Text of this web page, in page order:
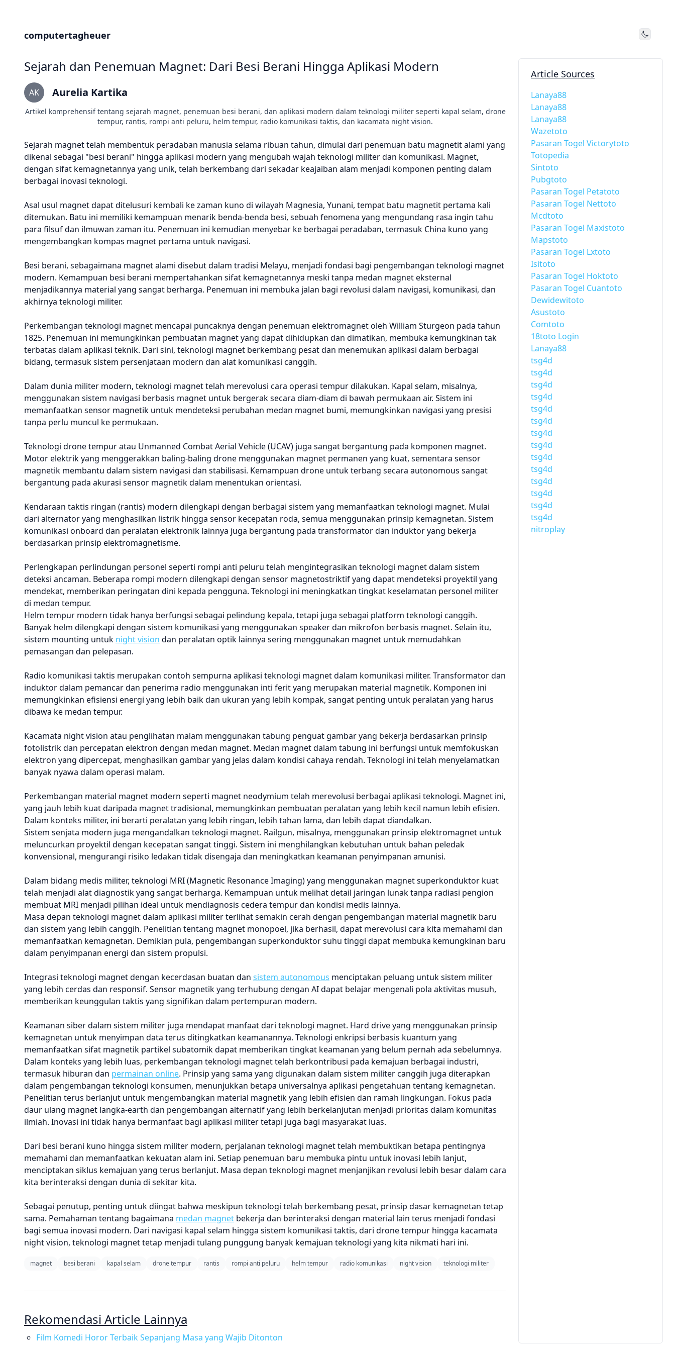
computertagheuer Toggle
Sejarah dan Penemuan Magnet: Dari Besi Berani Hingga Aplikasi Modern
AK Aurelia Kartika
Artikel komprehensif tentang sejarah magnet, penemuan besi berani, dan aplikasi modern dalam teknologi militer seperti kapal selam, drone
tempur, rantis, rompi anti peluru, helm tempur, radio komunikasi taktis, dan kacamata night vision.
Sejarah magnet telah membentuk peradaban manusia selama ribuan tahun, dimulai dari penemuan batu magnetit alami yang
dikenal sebagai "besi berani" hingga aplikasi modern yang mengubah wajah teknologi militer dan komunikasi. Magnet,
dengan sifat kemagnetannya yang unik, telah berkembang dari sekadar keajaiban alam menjadi komponen penting dalam
berbagai inovasi teknologi.
Asal usul magnet dapat ditelusuri kembali ke zaman kuno di wilayah Magnesia, Yunani, tempat batu magnetit pertama kali
ditemukan. Batu ini memiliki kemampuan menarik benda-benda besi, sebuah fenomena yang mengundang rasa ingin tahu
para filsuf dan ilmuwan zaman itu. Penemuan ini kemudian menyebar ke berbagai peradaban, termasuk China kuno yang
mengembangkan kompas magnet pertama untuk navigasi.
Besi berani, sebagaimana magnet alami disebut dalam tradisi Melayu, menjadi fondasi bagi pengembangan teknologi magnet
modern. Kemampuan besi berani mempertahankan sifat kemagnetannya meski tanpa medan magnet eksternal
menjadikannya material yang sangat berharga. Penemuan ini membuka jalan bagi revolusi dalam navigasi, komunikasi, dan
akhirnya teknologi militer.
Perkembangan teknologi magnet mencapai puncaknya dengan penemuan elektromagnet oleh William Sturgeon pada tahun
1825. Penemuan ini memungkinkan pembuatan magnet yang dapat dihidupkan dan dimatikan, membuka kemungkinan tak
terbatas dalam aplikasi teknik. Dari sini, teknologi magnet berkembang pesat dan menemukan aplikasi dalam berbagai
bidang, termasuk sistem persenjataan modern dan alat komunikasi canggih.
Dalam dunia militer modern, teknologi magnet telah merevolusi cara operasi tempur dilakukan. Kapal selam, misalnya,
menggunakan sistem navigasi berbasis magnet untuk bergerak secara diam-diam di bawah permukaan air. Sistem ini
memanfaatkan sensor magnetik untuk mendeteksi perubahan medan magnet bumi, memungkinkan navigasi yang presisi
tanpa perlu muncul ke permukaan.
Teknologi drone tempur atau Unmanned Combat Aerial Vehicle (UCAV) juga sangat bergantung pada komponen magnet.
Motor elektrik yang menggerakkan baling-baling drone menggunakan magnet permanen yang kuat, sementara sensor
magnetik membantu dalam sistem navigasi dan stabilisasi. Kemampuan drone untuk terbang secara autonomous sangat
bergantung pada akurasi sensor magnetik dalam menentukan orientasi.
Kendaraan taktis ringan (rantis) modern dilengkapi dengan berbagai sistem yang memanfaatkan teknologi magnet. Mulai
dari alternator yang menghasilkan listrik hingga sensor kecepatan roda, semua menggunakan prinsip kemagnetan. Sistem
komunikasi onboard dan peralatan elektronik lainnya juga bergantung pada transformator dan induktor yang bekerja
berdasarkan prinsip elektromagnetisme.
Perlengkapan perlindungan personel seperti rompi anti peluru telah mengintegrasikan teknologi magnet dalam sistem
deteksi ancaman. Beberapa rompi modern dilengkapi dengan sensor magnetostriktif yang dapat mendeteksi proyektil yang
mendekat, memberikan peringatan dini kepada pengguna. Teknologi ini meningkatkan tingkat keselamatan personel militer
di medan tempur.
Helm tempur modern tidak hanya berfungsi sebagai pelindung kepala, tetapi juga sebagai platform teknologi canggih.
Banyak helm dilengkapi dengan sistem komunikasi yang menggunakan speaker dan mikrofon berbasis magnet. Selain itu,
sistem mounting untuk night vision dan peralatan optik lainnya sering menggunakan magnet untuk memudahkan
pemasangan dan pelepasan.
Radio komunikasi taktis merupakan contoh sempurna aplikasi teknologi magnet dalam komunikasi militer. Transformator dan
induktor dalam pemancar dan penerima radio menggunakan inti ferit yang merupakan material magnetik. Komponen ini
memungkinkan efisiensi energi yang lebih baik dan ukuran yang lebih kompak, sangat penting untuk peralatan yang harus
dibawa ke medan tempur.
Kacamata night vision atau penglihatan malam menggunakan tabung penguat gambar yang bekerja berdasarkan prinsip
fotolistrik dan percepatan elektron dengan medan magnet. Medan magnet dalam tabung ini berfungsi untuk memfokuskan
elektron yang dipercepat, menghasilkan gambar yang jelas dalam kondisi cahaya rendah. Teknologi ini telah menyelamatkan
banyak nyawa dalam operasi malam.
Perkembangan material magnet modern seperti magnet neodymium telah merevolusi berbagai aplikasi teknologi. Magnet ini,
yang jauh lebih kuat daripada magnet tradisional, memungkinkan pembuatan peralatan yang lebih kecil namun lebih efisien.
Dalam konteks militer, ini berarti peralatan yang lebih ringan, lebih tahan lama, dan lebih dapat diandalkan.
Sistem senjata modern juga mengandalkan teknologi magnet. Railgun, misalnya, menggunakan prinsip elektromagnet untuk
meluncurkan proyektil dengan kecepatan sangat tinggi. Sistem ini menghilangkan kebutuhan untuk bahan peledak
konvensional, mengurangi risiko ledakan tidak disengaja dan meningkatkan keamanan penyimpanan amunisi.
Dalam bidang medis militer, teknologi MRI (Magnetic Resonance Imaging) yang menggunakan magnet superkonduktor kuat
telah menjadi alat diagnostik yang sangat berharga. Kemampuan untuk melihat detail jaringan lunak tanpa radiasi pengion
membuat MRI menjadi pilihan ideal untuk mendiagnosis cedera tempur dan kondisi medis lainnya.
Masa depan teknologi magnet dalam aplikasi militer terlihat semakin cerah dengan pengembangan material magnetik baru
dan sistem yang lebih canggih. Penelitian tentang magnet monopoel, jika berhasil, dapat merevolusi cara kita memahami dan
memanfaatkan kemagnetan. Demikian pula, pengembangan superkonduktor suhu tinggi dapat membuka kemungkinan baru
dalam penyimpanan energi dan sistem propulsi.
Integrasi teknologi magnet dengan kecerdasan buatan dan sistem autonomous menciptakan peluang untuk sistem militer
yang lebih cerdas dan responsif. Sensor magnetik yang terhubung dengan AI dapat belajar mengenali pola aktivitas musuh,
memberikan keunggulan taktis yang signifikan dalam pertempuran modern.
Keamanan siber dalam sistem militer juga mendapat manfaat dari teknologi magnet. Hard drive yang menggunakan prinsip
kemagnetan untuk menyimpan data terus ditingkatkan keamanannya. Teknologi enkripsi berbasis kuantum yang
memanfaatkan sifat magnetik partikel subatomik dapat memberikan tingkat keamanan yang belum pernah ada sebelumnya.
Dalam konteks yang lebih luas, perkembangan teknologi magnet telah berkontribusi pada kemajuan berbagai industri,
termasuk hiburan dan permainan online. Prinsip yang sama yang digunakan dalam sistem militer canggih juga diterapkan
dalam pengembangan teknologi konsumen, menunjukkan betapa universalnya aplikasi pengetahuan tentang kemagnetan.
Penelitian terus berlanjut untuk mengembangkan material magnetik yang lebih efisien dan ramah lingkungan. Fokus pada
daur ulang magnet langka-earth dan pengembangan alternatif yang lebih berkelanjutan menjadi prioritas dalam komunitas
ilmiah. Inovasi ini tidak hanya bermanfaat bagi aplikasi militer tetapi juga bagi masyarakat luas.
Dari besi berani kuno hingga sistem militer modern, perjalanan teknologi magnet telah membuktikan betapa pentingnya
memahami dan memanfaatkan kekuatan alam ini. Setiap penemuan baru membuka pintu untuk inovasi lebih lanjut,
menciptakan siklus kemajuan yang terus berlanjut. Masa depan teknologi magnet menjanjikan revolusi lebih besar dalam cara
kita berinteraksi dengan dunia di sekitar kita.
Sebagai penutup, penting untuk diingat bahwa meskipun teknologi telah berkembang pesat, prinsip dasar kemagnetan tetap
sama. Pemahaman tentang bagaimana medan magnet bekerja dan berinteraksi dengan material lain terus menjadi fondasi
bagi semua inovasi modern. Dari navigasi kapal selam hingga sistem komunikasi taktis, dari drone tempur hingga kacamata
night vision, teknologi magnet tetap menjadi tulang punggung banyak kemajuan teknologi yang kita nikmati hari ini.
magnet besi berani kapal selam drone tempur rantis rompi anti peluru helm tempur radio komunikasi night vision teknologi militer
Rekomendasi Article Lainnya
Film Komedi Horor Terbaik Sepanjang Masa yang Wajib Ditonton
Article Sources
Lanaya88
Lanaya88
Lanaya88
Wazetoto
Pasaran Togel Victorytoto
Totopedia
Sintoto
Pubgtoto
Pasaran Togel Petatoto
Pasaran Togel Nettoto
Mcdtoto
Pasaran Togel Maxistoto
Mapstoto
Pasaran Togel Lxtoto
Isitoto
Pasaran Togel Hoktoto
Pasaran Togel Cuantoto
Dewidewitoto
Asustoto
Comtoto
18toto Login
Lanaya88
tsg4d
tsg4d
tsg4d
tsg4d
tsg4d
tsg4d
tsg4d
tsg4d
tsg4d
tsg4d
tsg4d
tsg4d
tsg4d
tsg4d
nitroplay